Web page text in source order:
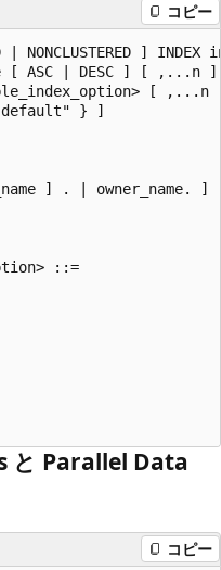
コピー
NONCLUSTERED ] INDEX
[ ASC | DESC ] [ ,...n ]
[ ,...n
} ]
] . | owner_name. ]
::=
と Parallel Data
コピー